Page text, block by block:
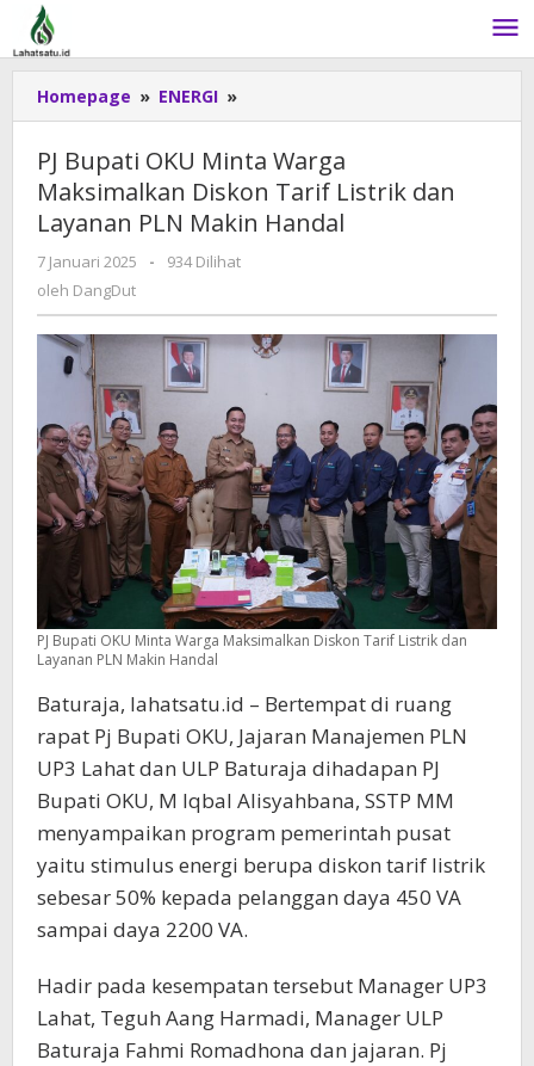
Lewati
konten
Homepage » ENERGI »
Bupati
Minta
Warga
Maksimalkan
dan
Layanan
Makin
Handal
PJ Bupati OKU Minta Warga
Maksimalkan Diskon Tarif Listrik dan
Layanan PLN Makin Handal
7 Januari 2025
oleh
-
934 Dilihat
oleh DangDut
PJ Bupati OKU Minta Warga Maksimalkan Diskon Tarif Listrik dan
Layanan PLN Makin Handal
Baturaja, lahatsatu.id – Bertempat di ruang
rapat Pj Bupati OKU, Jajaran Manajemen PLN
UP3 Lahat dan ULP Baturaja dihadapan PJ
Bupati OKU, M Iqbal Alisyahbana, SSTP MM
menyampaikan program pemerintah pusat
yaitu stimulus energi berupa diskon tarif listrik
sebesar 50% kepada pelanggan daya 450 VA
sampai daya 2200 VA.
Hadir pada kesempatan tersebut Manager UP3
Lahat, Teguh Aang Harmadi, Manager ULP
Baturaja Fahmi Romadhona dan jajaran. Pj